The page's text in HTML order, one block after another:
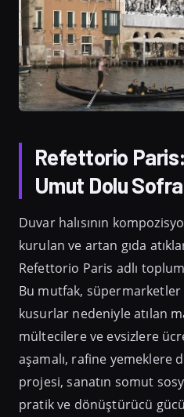
Refettorio Paris:
Umut Dolu
Duvar halısının
kurulan ve artan gıda
Refettorio Paris adlı
Bu mutfak,
kusurlar nedeniyle atılan
mültecilere ve evsizlere
aşamalı, rafine yemeklere
projesi, sanatın somut
pratik ve dönüştürücü